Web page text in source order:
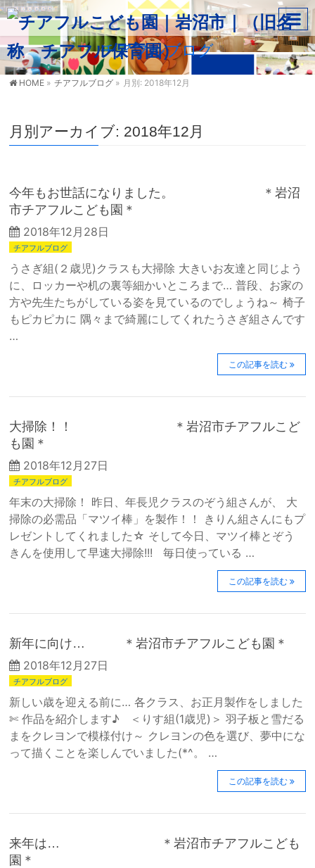
チアフルブログ
HOME » チアフルブログ » 月別: 2018年12月
月別アーカイブ: 2018年12月
今年もお世話になりました。 ＊岩沼
市チアフルこども園＊
2018年12月28日
チアフルブログ
うさぎ組(２歳児)クラスも大掃除 大きいお友達と同じよう
に、ロッカーや机の裏等細かいところまで… 普段、お家の
方や先生たちがしている姿を見ているのでしょうね～ 椅子
もピカピカに 隅々まで綺麗にしてくれたうさぎ組さんです
…
この記事を読む
大掃除！！ ＊岩沼市チアフルこど
も園＊
2018年12月27日
チアフルブログ
年末の大掃除！ 昨日、年長児クラスのぞう組さんが、 大
掃除の必需品「マツイ棒」を製作！！ きりん組さんにもプ
レゼントしてくれました☆ そして今日、マツイ棒とぞう
きんを使用して早速大掃除!!! 毎日使っている …
この記事を読む
新年に向け… ＊岩沼市チアフルこども園＊
2018年12月27日
チアフルブログ
新しい歳を迎える前に… 各クラス、お正月製作をしました
✄ 作品を紹介します♪ ＜りす組(1歳児)＞ 羽子板と雪だる
まをクレヨンで模様付け～ クレヨンの色を選び、夢中にな
って描くことを楽しんでいました(*^。 …
この記事を読む
来年は… ＊岩沼市チアフルこども
園＊